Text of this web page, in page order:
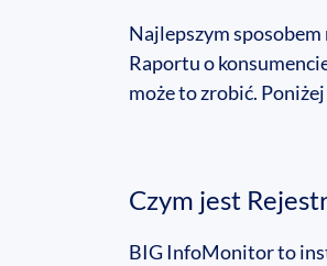
Najlepszym
Raportu o
może to zrobić.
Czym jest
BIG InfoMonitor to